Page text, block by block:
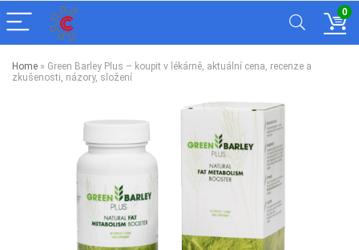
0
Home » Green Barley Plus – koupit v lékárně, aktuální cena, recenze a
zkušenosti, názory, složení